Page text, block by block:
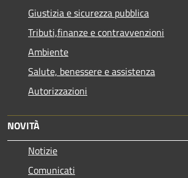
Giustizia e sicurezza pubblica
Tributi,finanze e contravvenzioni
Ambiente
Salute, benessere e assistenza
Autorizzazioni
NOVITÀ
Notizie
Comunicati